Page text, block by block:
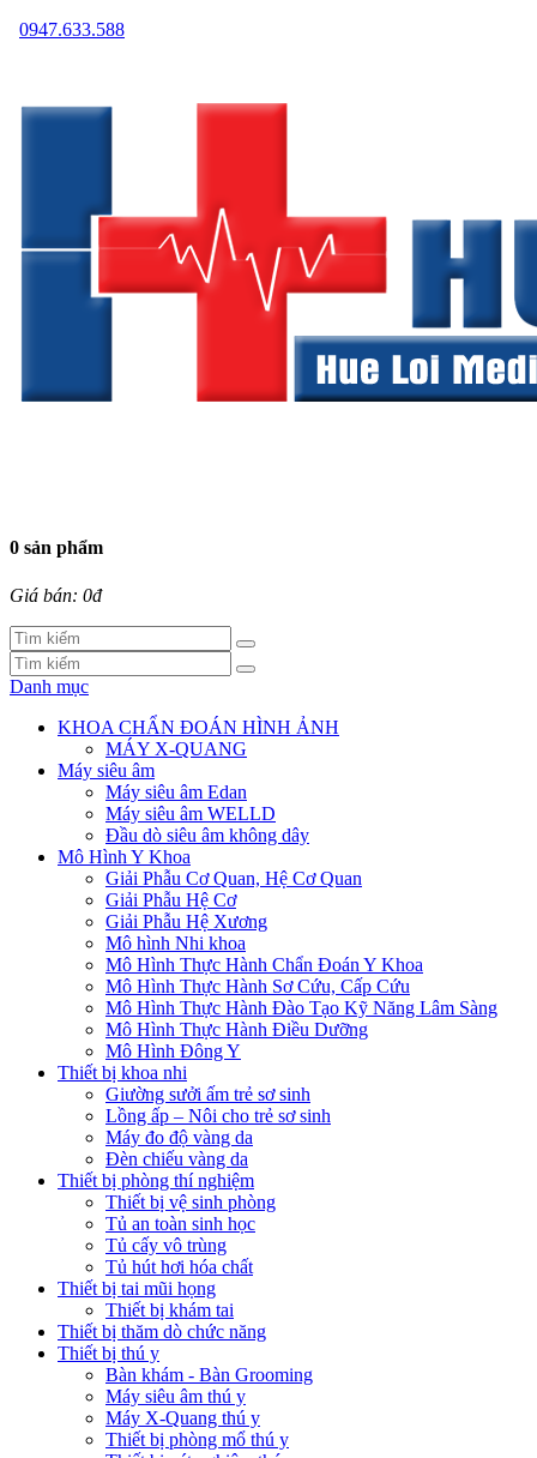
0947.633.588
0 sản phẩm
Giá bán: 0đ
Danh mục
KHOA CHẨN ĐOÁN HÌNH ẢNH
MÁY X-QUANG
Máy siêu âm
Máy siêu âm Edan
Máy siêu âm WELLD
Đầu dò siêu âm không dây
Mô Hình Y Khoa
Giải Phẫu Cơ Quan, Hệ Cơ Quan
Giải Phẫu Hệ Cơ
Giải Phẫu Hệ Xương
Mô hình Nhi khoa
Mô Hình Thực Hành Chẩn Đoán Y Khoa
Mô Hình Thực Hành Sơ Cứu, Cấp Cứu
Mô Hình Thực Hành Đào Tạo Kỹ Năng Lâm Sàng
Mô Hình Thực Hành Điều Dưỡng
Mô Hình Đông Y
Thiết bị khoa nhi
Giường sưởi ấm trẻ sơ sinh
Lồng ấp – Nôi cho trẻ sơ sinh
Máy đo độ vàng da
Đèn chiếu vàng da
Thiết bị phòng thí nghiệm
Thiết bị vệ sinh phòng
Tủ an toàn sinh học
Tủ cấy vô trùng
Tủ hút hơi hóa chất
Thiết bị tai mũi họng
Thiết bị khám tai
Thiết bị thăm dò chức năng
Thiết bị thú y
Bàn khám - Bàn Grooming
Máy siêu âm thú y
Máy X-Quang thú y
Thiết bị phòng mổ thú y